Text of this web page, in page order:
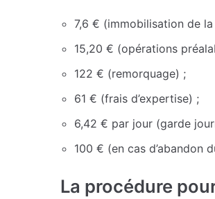
7,6 € (immobilisation de
15,20 € (opérations
122 € (remorquage) ;
61 € (frais d’expertise) ;
6,42 € par jour (garde
100 € (en cas d’abandon
La procédure